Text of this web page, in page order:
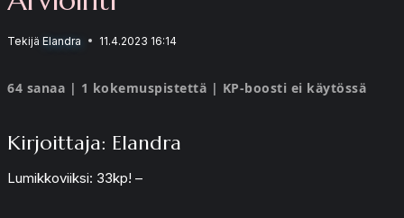
Tekijä Elandra 11.4.2023 16:14
64 sanaa | 1 kokemuspistettä | KP-boosti ei käytössä
Kirjoittaja: Elandra
Lumikkoviiksi: 33kp! –